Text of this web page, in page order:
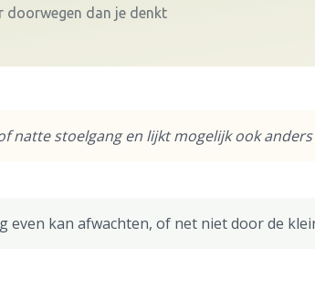
doorwegen dan je denkt
natte stoelgang en lijkt mogelijk ook
even kan afwachten, of net niet door de